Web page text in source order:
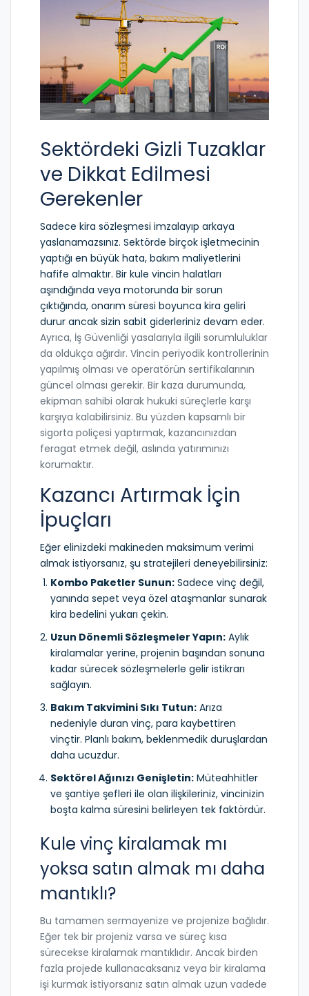
Sektördeki Gizli Tuzaklar
ve Dikkat Edilmesi
Gerekenler
Sadece kira sözleşmesi imzalayıp arkaya
yaslanamazsınız. Sektörde birçok işletmecinin
yaptığı en büyük hata, bakım maliyetlerini
hafife almaktır. Bir kule vincin halatları
aşındığında veya motorunda bir sorun
çıktığında, onarım süresi boyunca kira geliri
durur ancak sizin sabit giderleriniz devam eder.
Ayrıca, İş Güvenliği yasalarıyla ilgili sorumluluklar
da oldukça ağırdır. Vincin periyodik kontrollerinin
yapılmış olması ve operatörün sertifikalarının
güncel olması gerekir. Bir kaza durumunda,
ekipman sahibi olarak hukuki süreçlerle karşı
karşıya kalabilirsiniz. Bu yüzden kapsamlı bir
sigorta poliçesi yaptırmak, kazancınızdan
feragat etmek değil, aslında yatırımınızı
korumaktır.
Kazancı Artırmak İçin
İpuçları
Eğer elinizdeki makineden maksimum verimi
almak istiyorsanız, şu stratejileri deneyebilirsiniz:
Kombo Paketler Sunun: Sadece vinç değil,
yanında sepet veya özel ataşmanlar sunarak
kira bedelini yukarı çekin.
Uzun Dönemli Sözleşmeler Yapın: Aylık
kiralamalar yerine, projenin başından sonuna
kadar sürecek sözleşmelerle gelir istikrarı
sağlayın.
Bakım Takvimini Sıkı Tutun: Arıza
nedeniyle duran vinç, para kaybettiren
vinçtir. Planlı bakım, beklenmedik duruşlardan
daha ucuzdur.
Sektörel Ağınızı Genişletin: Müteahhitler
ve şantiye şefleri ile olan ilişkileriniz, vincinizin
boşta kalma süresini belirleyen tek faktördür.
Kule vinç kiralamak mı
yoksa satın almak mı daha
mantıklı?
Bu tamamen sermayenize ve projenize bağlıdır.
Eğer tek bir projeniz varsa ve süreç kısa
sürecekse kiralamak mantıklıdır. Ancak birden
fazla projede kullanacaksanız veya bir kiralama
işi kurmak istiyorsanız satın almak uzun vadede